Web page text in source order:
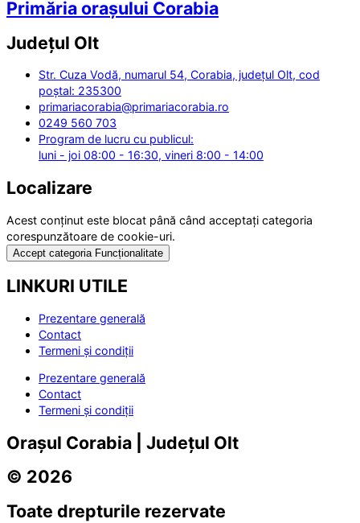
Primăria orașului Corabia
Județul Olt
Str. Cuza Vodă, numarul 54, Corabia, județul Olt, cod
poștal: 235300
primariacorabia@primariacorabia.ro
0249 560 703
Program de lucru cu publicul:
luni - joi 08:00 - 16:30, vineri 8:00 - 14:00
Localizare
Acest conținut este blocat până când acceptați categoria
corespunzătoare de cookie-uri.
Accept categoria Funcționalitate
LINKURI UTILE
Prezentare generală
Contact
Termeni și condiții
Prezentare generală
Contact
Termeni și condiții
Orașul Corabia | Județul Olt
© 2026
Toate drepturile rezervate